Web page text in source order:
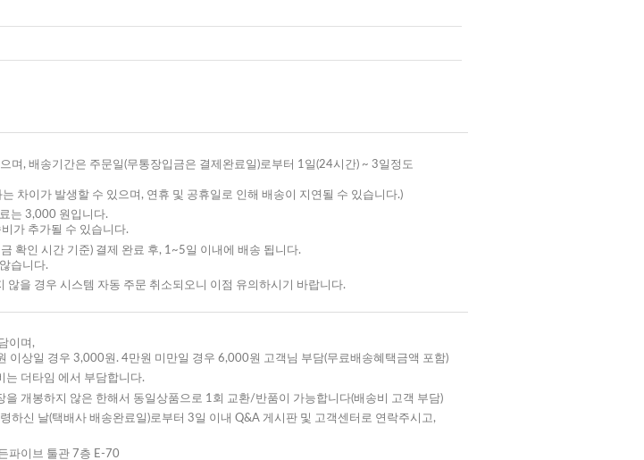
며, 배송기간은 주문일(무통장입금은 결제완료일)로부터 1일(24시간) ~ 3일정도
차이가 발생할 수 있으며, 연휴 및 공휴일로 인해 배송이 지연될 수 있습니다.)
는 3,000 원입니다.
가 추가될 수 있습니다.
확인 시간 기준) 결제 완료 후, 1~5일 이내에 배송 됩니다.
습니다.
을 경우 시스템 자동 주문 취소되오니 이점 유의하시기 바랍니다.
이며,
이상일 경우 3,000원. 4만원 미만일 경우 6,000원 고객님 부담(무료배송혜택금액 포함)
는 더타임 에서 부담합니다.
개봉하지 않은 한해서 동일상품으로 1회 교환/반품이 가능합니다(배송비 고객 부담)
하신 날(택배사 배송완료일)로부터 3일 이내 Q&A 게시판 및 고객센터로 연락주시고,
파이브 툴관 7층 E-70